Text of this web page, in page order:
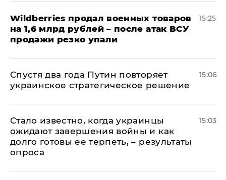
​Wildberries продал военных товаров
на 1,6 млрд рублей – после атак ВСУ
продажи резко упали
15:25
Спустя два года Путин повторяет
украинское стратегическое решение
15:06
Стало известно, когда украинцы
ожидают завершения войны и как
долго готовы ее терпеть, – результаты
опроса
15:03